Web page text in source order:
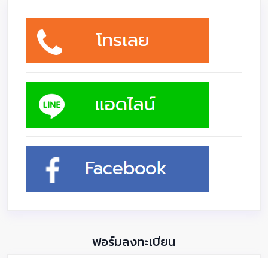
ฟอร์มลงทะเบียน